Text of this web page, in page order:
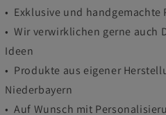
• Exklusive und handgemachte
• Wir verwirklichen gerne auch
Ideen
• Produkte aus eigener
Niederbayern
• Auf Wunsch mit